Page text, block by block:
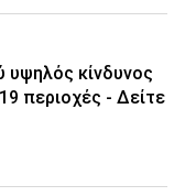
υψηλός κίνδυνος
περιοχές - Δείτε